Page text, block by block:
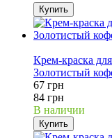
Купить
Крем-краска
Золотистый
67 грн
84 грн
В наличии
Купить